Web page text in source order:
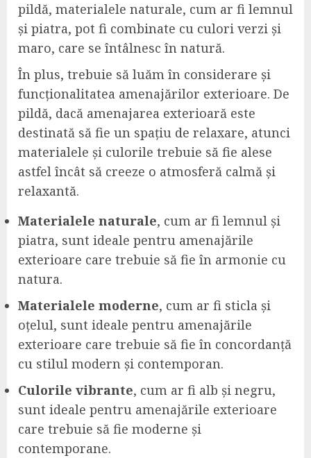
pildă, materialele naturale, cum ar fi lemnul
și piatra, pot fi combinate cu culori verzi și
maro, care se întâlnesc în natură.
În plus, trebuie să luăm în considerare și
funcționalitatea amenajărilor exterioare. De
pildă, dacă amenajarea exterioară este
destinată să fie un spațiu de relaxare, atunci
materialele și culorile trebuie să fie alese
astfel încât să creeze o atmosferă calmă și
relaxantă.
Materialele naturale, cum ar fi lemnul și
piatra, sunt ideale pentru amenajările
exterioare care trebuie să fie în armonie cu
natura.
Materialele moderne, cum ar fi sticla și
oțelul, sunt ideale pentru amenajările
exterioare care trebuie să fie în concordanță
cu stilul modern și contemporan.
Culorile vibrante, cum ar fi alb și negru,
sunt ideale pentru amenajările exterioare
care trebuie să fie moderne și
contemporane.